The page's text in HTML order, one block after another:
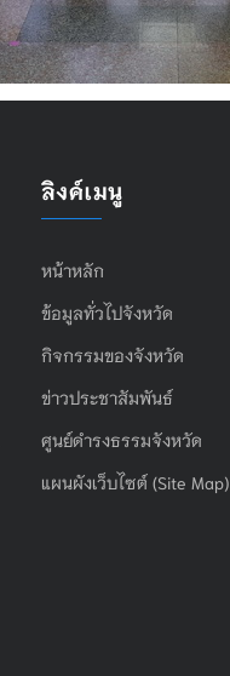
ลิงค์เมนู
หน้าหลัก
ข้อมูลทั่วไปจังหวัด
กิจกรรมของจังหวัด
ข่าวประชาสัมพันธ์
ศูนย์ดำรงธรรมจังหวัด
แผนผังเว็บไซต์ (Site Map)